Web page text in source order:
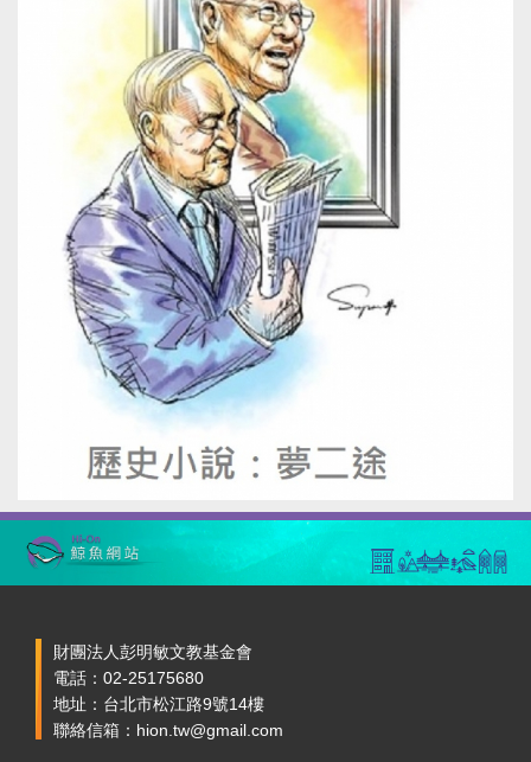
財團法人彭明敏文教基金會
電話：02-25175680
地址：台北市松江路9號14樓
聯絡信箱：hion.tw@gmail.com